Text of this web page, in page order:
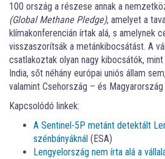
100 ország a részese annak a
(Global Methane Pledge), amelyet a
klímakonferencián írtak alá, s amelynek
visszaszorítsák a metánkibocsátást. A
csatlakoztak olyan nagy kibocsátók,
India, sőt néhány európai uniós állam
valamint Csehország – és
Kapcsolódó linkek:
A Sentinel-5P metánt detektált
szénbányáknál (ESA)
Lengyelország nem írta alá a